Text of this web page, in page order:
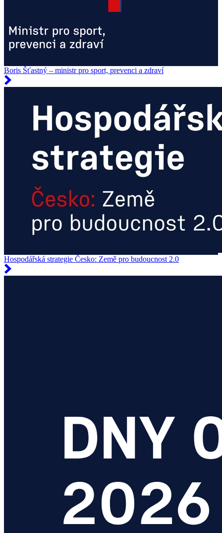
Boris Šťastný – ministr pro sport, prevenci a zdraví
Hospodářská strategie Česko: Země pro budoucnost 2.0